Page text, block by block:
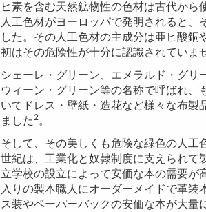
ヒ素を含む天然鉱物性の色材は古代か
人工色材がヨーロッパで発明されると、
した。その人工色材の主成分は亜ヒ酸
初はその危険性が十分に認識されていま
シェーレ・グリーン、エメラルド・グリ
ウィーン・グリーン等の名称で呼ばれ
いてドレス・壁紙・造花など様々な布製
ました 2。
そして、その美しくも危険な緑色の人
世紀は、工業化と奴隷制度に支えられて
立学校の設立によって安価な本の需要
入りの製本職人にオーダーメイドで革
ス装やペーパーバックの安価な本が大量